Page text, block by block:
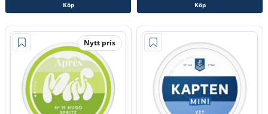
Köp Köp
Nytt pris